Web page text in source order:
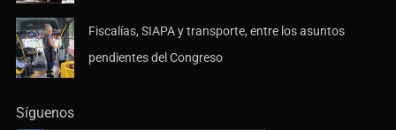
Fiscalías, SIAPA y transporte, entre los asuntos
pendientes del Congreso
Síguenos